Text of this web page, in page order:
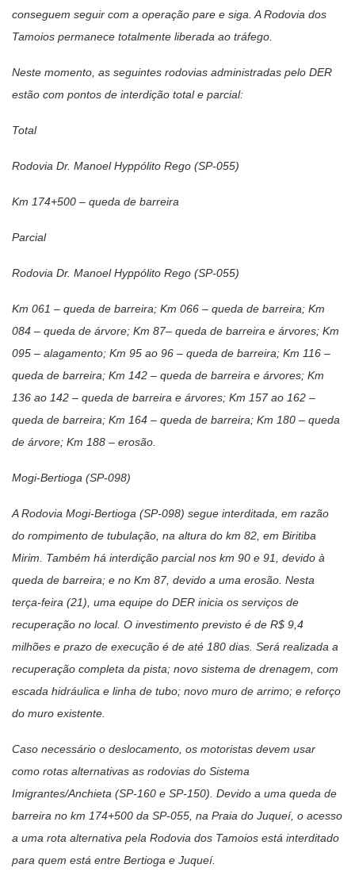
conseguem seguir com a operação pare e siga. A Rodovia dos
Tamoios permanece totalmente liberada ao tráfego.
Neste momento, as seguintes rodovias administradas pelo DER
estão com pontos de interdição total e parcial:
Total
Rodovia Dr. Manoel Hyppólito Rego (SP-055)
Km 174+500 – queda de barreira
Parcial
Rodovia Dr. Manoel Hyppólito Rego (SP-055)
Km 061 – queda de barreira; Km 066 – queda de barreira; Km
084 – queda de árvore; Km 87– queda de barreira e árvores; Km
095 – alagamento; Km 95 ao 96 – queda de barreira; Km 116 –
queda de barreira; Km 142 – queda de barreira e árvores; Km
136 ao 142 – queda de barreira e árvores; Km 157 ao 162 –
queda de barreira; Km 164 – queda de barreira; Km 180 – queda
de árvore; Km 188 – erosão.
Mogi-Bertioga (SP-098)
A Rodovia Mogi-Bertioga (SP-098) segue interditada, em razão
do rompimento de tubulação, na altura do km 82, em Biritiba
Mirim. Também há interdição parcial nos km 90 e 91, devido à
queda de barreira; e no Km 87, devido a uma erosão. Nesta
terça-feira (21), uma equipe do DER inicia os serviços de
recuperação no local. O investimento previsto é de R$ 9,4
milhões e prazo de execução é de até 180 dias. Será realizada a
recuperação completa da pista; novo sistema de drenagem, com
escada hidráulica e linha de tubo; novo muro de arrimo; e reforço
do muro existente.
Caso necessário o deslocamento, os motoristas devem usar
como rotas alternativas as rodovias do Sistema
Imigrantes/Anchieta (SP-160 e SP-150). Devido a uma queda de
barreira no km 174+500 da SP-055, na Praia do Juqueí, o acesso
a uma rota alternativa pela Rodovia dos Tamoios está interditado
para quem está entre Bertioga e Juqueí.